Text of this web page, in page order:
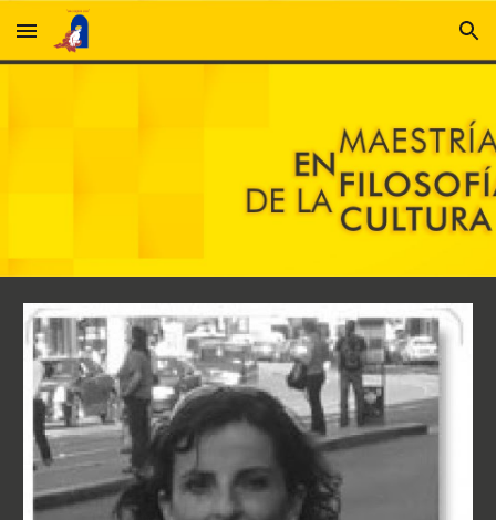
Skip to main content Skip to navigation